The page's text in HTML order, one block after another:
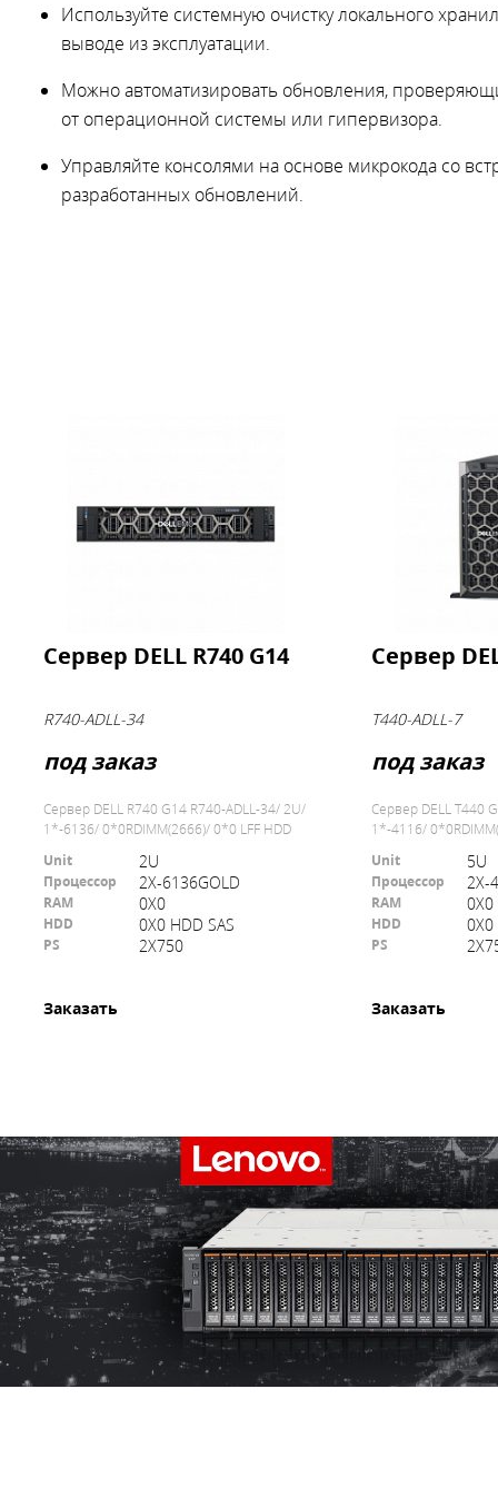
Используйте системную очистку локального
выводе из эксплуатации.
Можно автоматизировать обновления,
от операционной системы или гипервизора.
Управляйте консолями на основе микрокода со
разработанных обновлений.
Сервер DELL R740 G14
R740-ADLL-34
под заказ
Сервер DELL R740 G14 R740-ADLL-34/ 2U/
1*-6136/ 0*0RDIMM(2666)/ 0*0 LFF HDD
Unit 2U
Процессор 2X-6136GOLD
RAM 0X0
HDD 0X0 HDD SAS
PS 2Х750
Заказать
Сервер
T440-ADLL-7
под заказ
Сервер DELL T440
1*-4116/
Unit 5U
Процессор 2X-
RAM 0X0
HDD 0X0
PS
Заказать